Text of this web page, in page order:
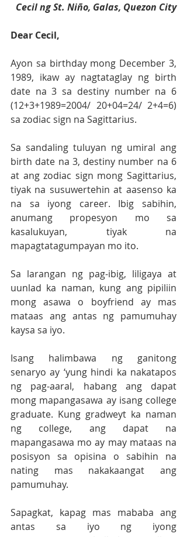
Cecil ng St. Niño, Galas, Quezon City
Dear Cecil,
Ayon sa birthday mong December 3,
1989, ikaw ay nagtataglay ng birth
date na 3 sa destiny number na 6
(12+3+1989=2004/ 20+04=24/ 2+4=6)
sa zodiac sign na Sagittarius.
Sa sandaling tuluyan ng umiral ang
birth date na 3, destiny number na 6
at ang zodiac sign mong Sagittarius,
tiyak na susuwertehin at aasenso ka
na sa iyong career. Ibig sabihin,
anumang propesyon mo sa
kasalukuyan, tiyak na
mapagtatagumpayan mo ito.
Sa larangan ng pag-ibig, liligaya at
uunlad ka naman, kung ang pipiliin
mong asawa o boyfriend ay mas
mataas ang antas ng pamumuhay
kaysa sa iyo.
Isang halimbawa ng ganitong
senaryo ay ‘yung hindi ka nakatapos
ng pag-aaral, habang ang dapat
mong mapangasawa ay isang college
graduate. Kung gradweyt ka naman
ng college, ang dapat na
mapangasawa mo ay may mataas na
posisyon sa opisina o sabihin na
nating mas nakakaangat ang
pamumuhay.
Sapagkat, kapag mas mababa ang
antas sa iyo ng iyong